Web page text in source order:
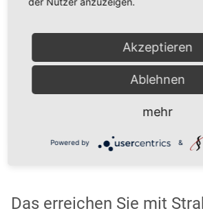
Das erreichen Sie mit
Akzeptieren
Ablehnen
mehr
Powered by &